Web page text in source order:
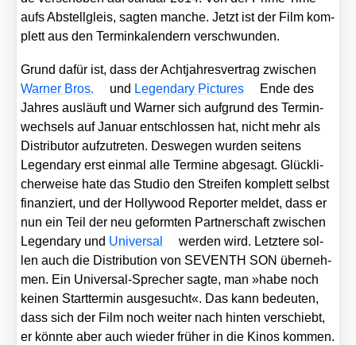
aufs Abstell­gleis, sag­ten man­che. Jetzt ist der Film kom­
plett aus den Ter­min­ka­len­dern ver­schwun­den.
Grund dafür ist, dass der Acht­jah­res­ver­trag zwi­schen
War­ner Bros.
und Legen­da­ry Pic­tures
Ende des
Jah­res aus­läuft und War­ner sich auf­grund des Ter­min­
wech­sels auf Janu­ar ent­schlos­sen hat, nicht mehr als
Dis­tri­bu­tor auf­zu­tre­ten. Des­we­gen wur­den sei­tens
Legen­da­ry erst ein­mal alle Ter­mi­ne abge­sagt. Glück­li­
cher­wei­se hate das Stu­dio den Strei­fen kom­plett selbst
finan­ziert, und der Hol­ly­wood Repor­ter mel­det, dass er
nun ein Teil der neu geform­ten Part­ner­schaft zwi­schen
Legen­da­ry und Uni­ver­sal
wer­den wird. Letz­te­re sol­
len auch die Dis­tri­bu­ti­on von SEVENTH SON über­neh­
men. Ein Uni­ver­sal-Spre­cher sag­te, man »habe noch
kei­nen Start­ter­min aus­ge­sucht«. Das kann bedeu­ten,
dass sich der Film noch wei­ter nach hin­ten ver­schiebt,
er könn­te aber auch wie­der frü­her in die Kinos kom­men.